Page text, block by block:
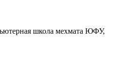
школа мехмата ЮФУ,